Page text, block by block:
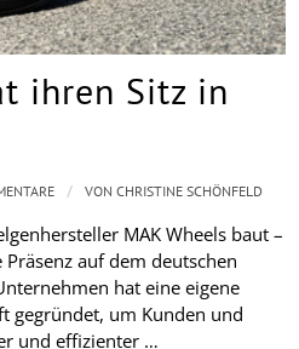
ihren Sitz in
MAK Wheels baut –
Präsenz auf dem deutschen
hat eine eigene
gegründet, um Kunden und
und effizienter …
/ VONCHRISTINE SCHÖNFELD